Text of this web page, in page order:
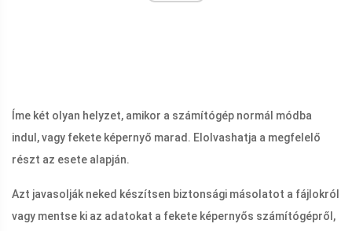
Íme két olyan helyzet, amikor a számítógép normál módba
indul, vagy fekete képernyő marad. Elolvashatja a megfelelő
részt az esete alapján.
Azt javasolják neked készítsen biztonsági másolatot a fájlokról
vagy mentse ki az adatokat a fekete képernyős számítógépről,